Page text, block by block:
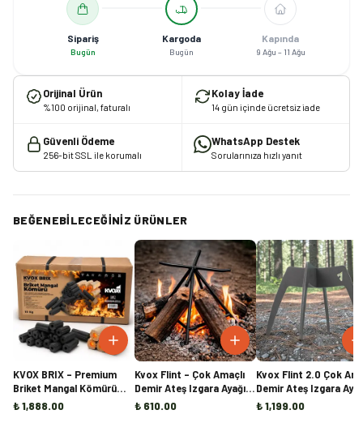
Sipariş
Bugün
Kargoda
Bugün
Kapında
9 Ağu – 11 Ağu
Orijinal Ürün
%100 orijinal, faturalı
Kolay İade
14 gün içinde ücretsiz iade
Güvenli Ödeme
256-bit SSL ile korumalı
WhatsApp Destek
Sorularınıza hızlı yanıt
BEĞENEBILECEĞINIZ ÜRÜNLER
KVOX BRIX – Premium
Briket Mangal Kömürü
(10KG)
₺ 1,888.00
Kvox Flint – Çok Amaçlı
Demir Ateş Izgara Ayağı |
Mangal, Ocak ve Şömine
₺ 610.00
Kvox Flint 2.0 Çok
Demir Ateş Izgara
Mangal, Ocak ve
₺ 1,199.00